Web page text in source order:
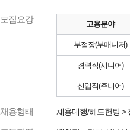
모집요강 고용분야
부점장(부매니저)
경력직(시니어)
신입직(주니어)
채용형태 채용대행/헤드헌팅 >